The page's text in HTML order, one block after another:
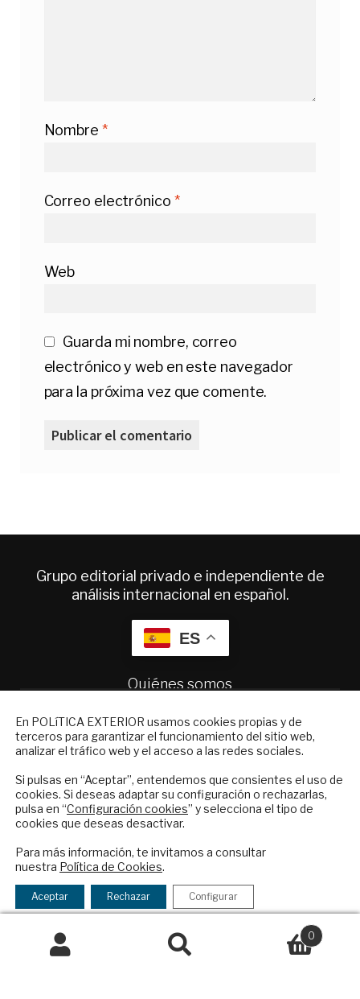
Nombre *
Correo electrónico *
Web
Guarda mi nombre, correo
electrónico y web en este navegador
para la próxima vez que comente.
Grupo editorial privado e independiente de
análisis internacional en español.
ES
Quiénes somos
Productos y precios
Preguntas frecuentes
Condiciones generales de contratación
Colaboraciones
Publicidad
Contacto
Política Exterior
Afkar/Ideas
© 2026 - Fundación Análisis de Política
Exterior. Todos los derechos reservadosAviso
Buscar
0
En POLíTICA EXTERIOR usamos cookies propias y de
terceros para garantizar el funcionamiento del sitio web,
analizar el tráfico web y el acceso a las redes sociales.
Si pulsas en “Aceptar”, entendemos que consientes el uso de
cookies. Si deseas adaptar su configuración o rechazarlas,
pulsa en “Configuración cookies” y selecciona el tipo de
cookies que deseas desactivar.
Para más información, te invitamos a consultar
nuestra Política de Cookies.
Aceptar Rechazar Configurar
NEWSLETTER
Suscríbase a nuestro boletín electrónico y
reciba en su correo el mejor análisis
internacional en español.
Checkbox
acepto
la
política
de
política de privacidad